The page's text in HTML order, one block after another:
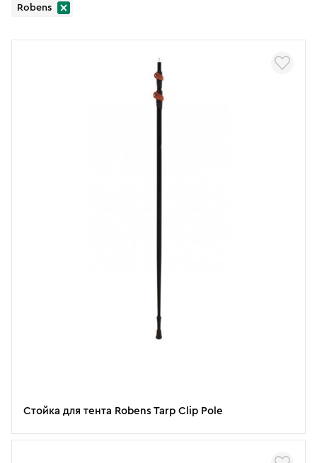
Robens
Стойка для тента Robens Tarp Clip Pole